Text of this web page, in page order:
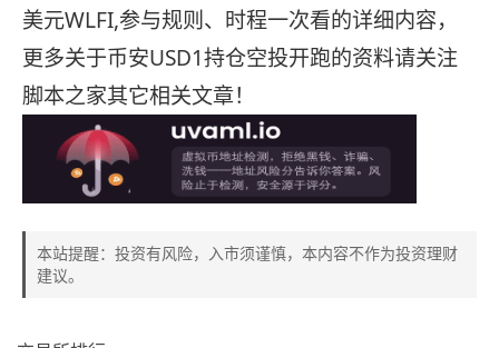
美元WLFI,参与规则、时程一次看的详细内容，
更多关于币安USD1持仓空投开跑的资料请关注
脚本之家其它相关文章！
本站提醒：投资有风险，入市须谨慎，本内容不作为投资理财
建议。